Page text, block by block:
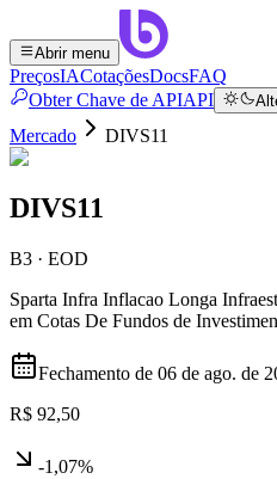
Abrir menu
PreçosIACotaçõesDocsFAQ
Obter Chave de APIAPI
Mercado DIVS11
DIVS11
B3 · EOD
Sparta Infra Inflacao Longa
em Cotas De Fundos de
Fechamento de 06 de ago. de
R$ 92,50
-1,07%